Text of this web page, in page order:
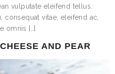
vulputate eleifend tellus.
consequat vitae, eleifend ac,
omnis […]
AND PEAR